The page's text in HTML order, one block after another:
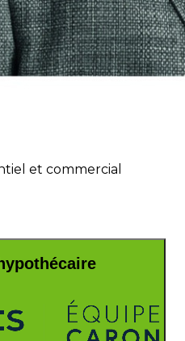
et commercial